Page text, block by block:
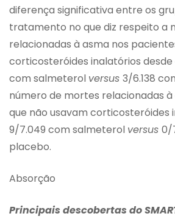
diferença significativa entre os
tratamento no que diz respeito a
relacionadas à asma nos
corticosteróides inalatórios desde
com salmeterol versus 3/6.138
número de mortes relacionadas
que não usavam corticosteróides
9/7.049 com salmeterol versus 0/
placebo.
Absorção
Principais descobertas do